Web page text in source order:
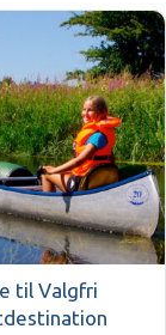
til Valgfri